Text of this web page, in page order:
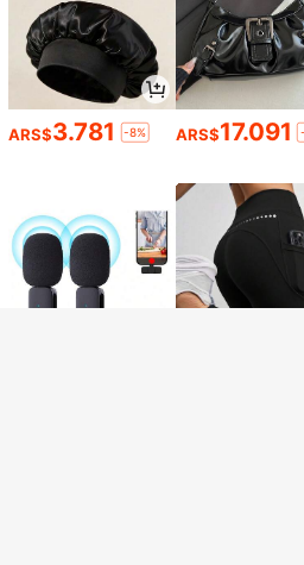
Lo sentimos, este
Mostrar artículos similares con stock
ARS$3.781 -8% ARS$17.091
Consigue 20% OFF